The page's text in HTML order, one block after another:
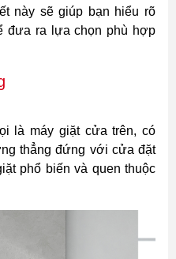
này sẽ giúp bạn hiểu rõ
đưa ra lựa chọn phù hợp
là máy giặt cửa trên, có
thẳng đứng với cửa đặt
phổ biến và quen thuộc